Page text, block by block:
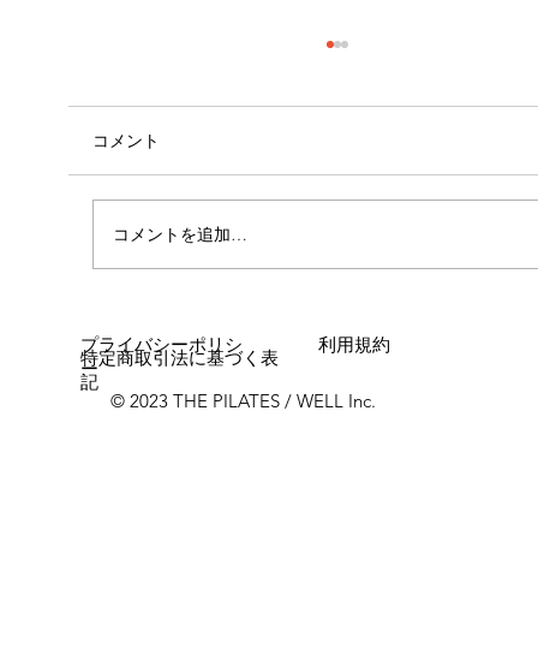
コメント
コメントを追加…
© 2023 THE PILATES / WELL Inc.
プライバシーポリシ
ー
利用規約
特定商取引法に基づく表
記